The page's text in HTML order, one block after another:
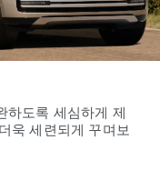
하도록 세심하게 제
욱 세련되게 꾸며보